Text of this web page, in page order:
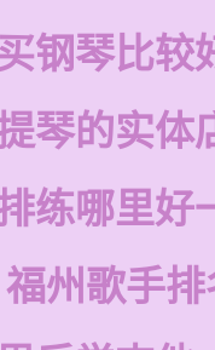
钢琴比较
琴的实体
练哪里好
州歌手